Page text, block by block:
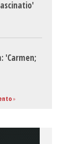
'Carmen;
»